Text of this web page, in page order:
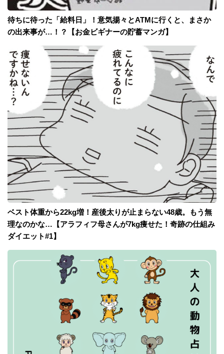
待ちに待った「給料日」！意気揚々とATMに行くと、まさか
の出来事が…！？【お金ビギナーの貯蓄マンガ】
ベスト体重から22kg増！産後太りが止まらない48歳。もう無
理なのかな…【アラフィフ母さんが7kg痩せた！奇跡の仕組み
ダイエット#1】